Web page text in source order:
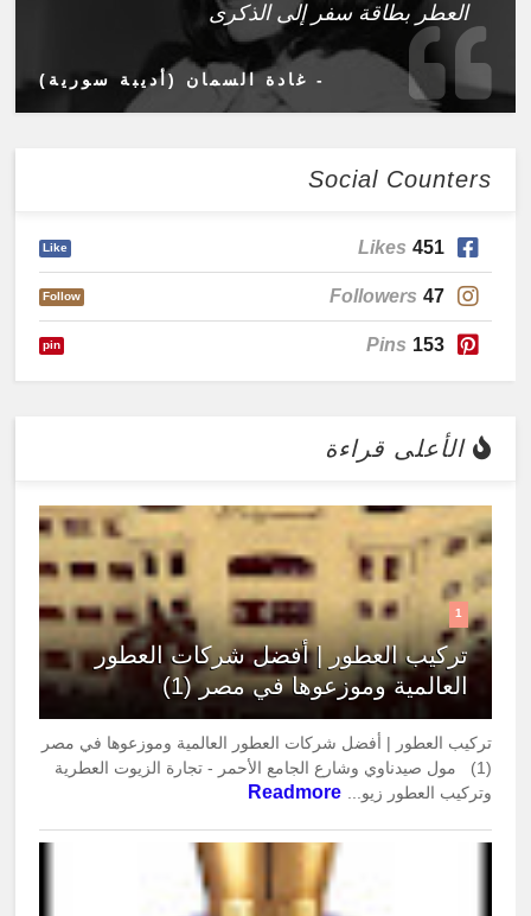
العطر بطاقة سفر إلى الذكرى
- غادة السمان (أديبة سورية)
Social Counters
451
Likes
Like
47
Followers
Follow
153
Pins
pin
الأعلى قراءة
1
تركيب العطور | أفضل شركات العطور
العالمية وموزعوها في مصر (1)
تركيب العطور | أفضل شركات العطور العالمية وموزعوها في مصر
(1) مول صيدناوي وشارع الجامع الأحمر - تجارة الزيوت العطرية
وتركيب العطور زيو...
Readmore